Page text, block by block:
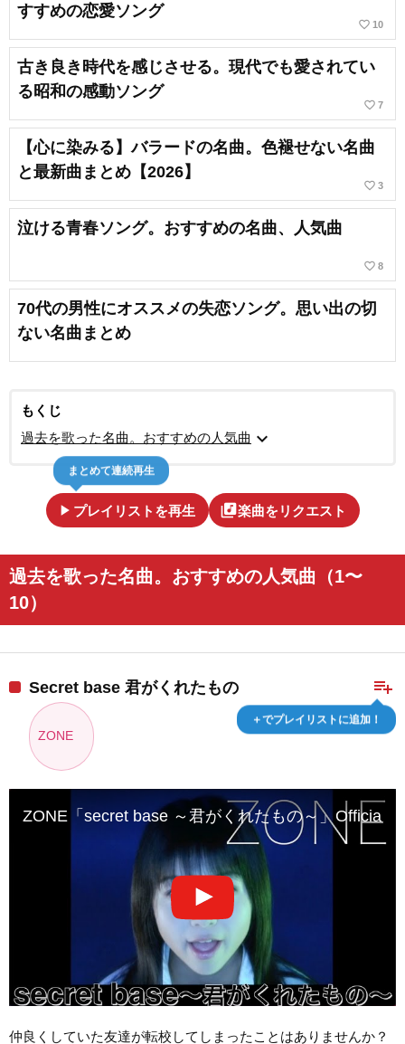
すすめの恋愛ソング
favorite_border 10
古き良き時代を感じさせる。現代でも愛されてい
る昭和の感動ソング
favorite_border 7
【心に染みる】バラードの名曲。色褪せない名曲
と最新曲まとめ【2026】
favorite_border 3
泣ける青春ソング。おすすめの名曲、人気曲
favorite_border 8
70代の男性にオススメの失恋ソング。思い出の切
ない名曲まとめ
もくじ
過去を歌った名曲。おすすめの人気曲 expand_more
play_arrow プレイリストを再生
まとめて連続再生
library_music楽曲をリクエスト
過去を歌った名曲。おすすめの人気曲（1〜
10）
playlist_add
＋でプレイリストに追加！
Secret base 君がくれたもの
ZONE
ZONE「secret base ～君がくれたもの～」Official
仲良くしていた友達が転校してしまったことはありませんか？